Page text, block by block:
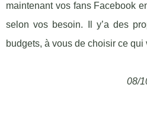
maintenant vos fans Facebook
selon vos besoin. Il y’a des
budgets, à vous de choisir ce
08/